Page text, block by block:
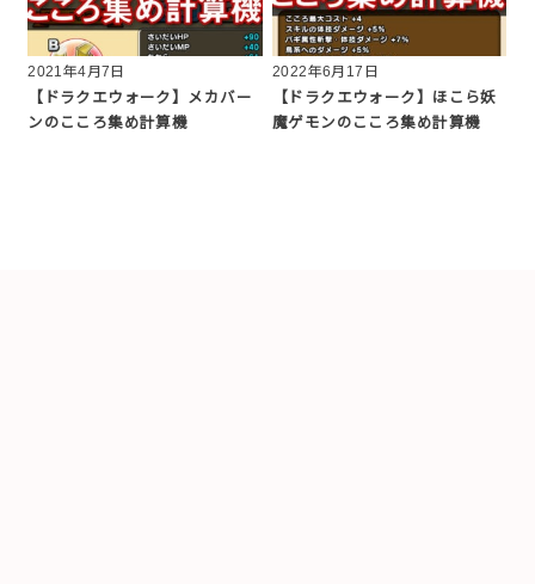
2021年4月7日
【ドラクエウォーク】メカバー
ンのこころ集め計算機
2022年6月17日
【ドラクエウォーク】ほこら妖
魔ゲモンのこころ集め計算機